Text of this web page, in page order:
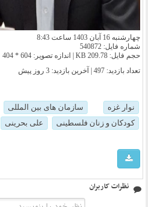
چهارشنبه 16 آبان 1403 ساعت 8:43
شماره فایل: 540872
حجم فایل: 209.78 KB | اندازه تصویر: 604 * 404
تعداد بازدید: 497 | آخرین بازدید:
3 روز پیش
نوار غزه سازمان های بین المللی
کودکان و زنان فلسطینی
علی بحرینی
نظرات کاربران